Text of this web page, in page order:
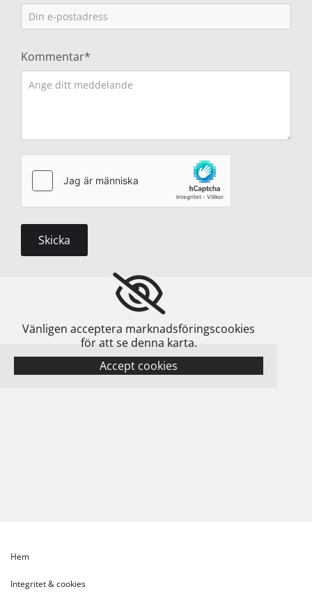
Kommentar*
Vänligen acceptera marknadsföringscookies
för att se denna karta.
Accept cookies
Hem
Integritet & cookies